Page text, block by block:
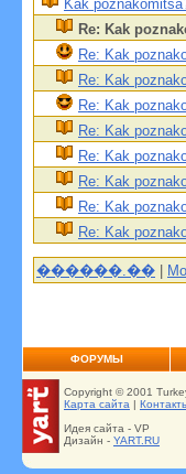
Kak
Re: Kak
Re: Kak
Re: Kak
Re: Kak
Re: Kak
Re: Kak
Re: Kak
Re: Kak
Re: Kak
������.�� |
ФОРУМЫ
Copyright © 2001
Карта сайта |
Идея сайта - VP
Дизайн - YART.RU